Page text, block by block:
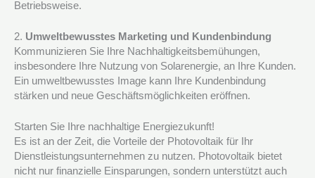
Betriebsweise.
2. Umweltbewusstes Marketing und Kundenbindung
Kommunizieren Sie Ihre Nachhaltigkeitsbemühungen,
insbesondere Ihre Nutzung von Solarenergie, an Ihre Kunden.
Ein umweltbewusstes Image kann Ihre Kundenbindung
stärken und neue Geschäftsmöglichkeiten eröffnen.
Starten Sie Ihre nachhaltige Energiezukunft!
Es ist an der Zeit, die Vorteile der Photovoltaik für Ihr
Dienstleistungsunternehmen zu nutzen. Photovoltaik bietet
nicht nur finanzielle Einsparungen, sondern unterstützt auch